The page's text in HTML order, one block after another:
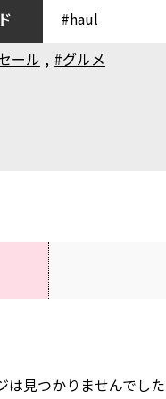
ール , #グルメ
は見つかりませんでし